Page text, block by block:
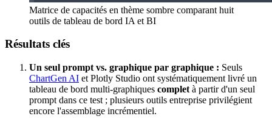
Matrice de capacités en thème sombre comparant huit
outils de tableau de bord IA et BI
Résultats clés
Un seul prompt vs. graphique par graphique : Seuls
ChartGen AI et Plotly Studio ont systématiquement livré un
tableau de bord multi-graphiques complet à partir d'un seul
prompt dans ce test ; plusieurs outils entreprise privilégient
encore l'assemblage incrémentiel.